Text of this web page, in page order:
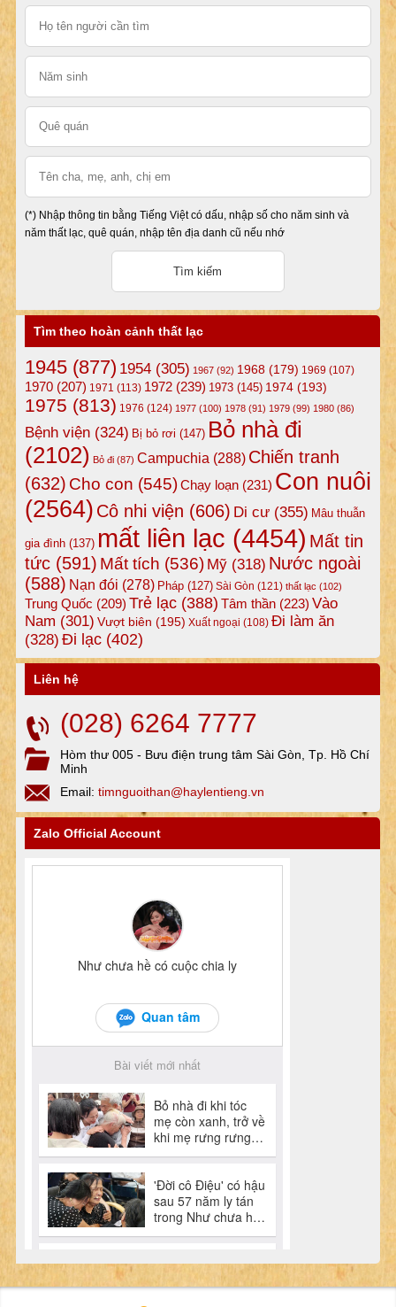
(*) Nhập thông tin bằng Tiếng Việt có dấu, nhập số cho năm sinh và
năm thất lạc, quê quán, nhập tên địa danh cũ nếu nhớ
Tìm theo hoàn cảnh thất lạc
1945(877) 1954(305) 1967(92) 1968(179) 1969 (107)
1970(207) 1971 (113) 1972(239) 1973(145) 1974(193)
1975 (813) 1976 (124) 1977(100) 1978(91) 1979(99) 1980(86)
Bệnh viện(324) Bị bỏ rơi (147) Bỏ nhà đi
(2102) Bỏ đi(87) Campuchia (288) Chiến tranh
(632) Cho con (545)Chạy loạn(231) Con nuôi
(2564) Cô nhi viện (606) Di cư(355) Mâu thuẫn
gia đình(137) mất liên lạc (4454) Mất tin
tức(591) Mất tích (536) Mỹ(318) Nước ngoài
(588) Nạn đói (278) Pháp(127) Sài Gòn (121) thất lạc (102)
Trung Quốc (209) Trẻ lạc(388) Tâm thần(223) Vào
Nam (301) Vượt biên (195) Xuất ngoại (108) Đi làm ăn
(328) Đi lạc(402)
Liên hệ
(028) 6264 7777
Hòm thư 005 - Bưu điện trung tâm Sài Gòn, Tp. Hồ Chí
Minh
Email: timnguoithan@haylentieng.vn
Zalo Official Account